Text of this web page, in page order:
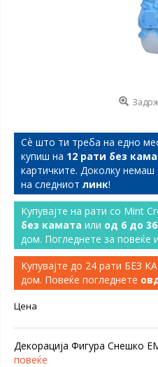
Сѐ што ти треба на едно
купиш на 12 рати без
картичките. Доколку немаш
на следниот линк!
Купувајте на рати со Mint
без камата или од 6 до
дом. Погледнете за повеќе
Купувајте до 24 рати БЕЗ
дом. Повеќе погледнете
Цена
Декорација Фигура Снешко
повеќе